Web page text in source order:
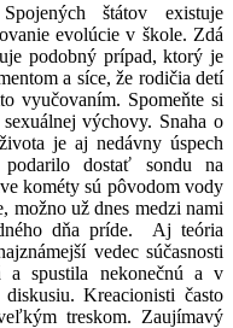
štátov existuje
evolúcie v škole. Zdá
podobný prípad, ktorý je
a síce, že rodičia detí
vyučovaním. Spomeňte si
výchovy. Snaha o
je aj nedávny úspech
podarilo dostať sondu na
kométy sú pôvodom vody
možno už dnes medzi nami
dňa príde. Aj teória
vedec súčasnosti
a spustila nekonečnú a v
Kreacionisti často
treskom. Zaujímavý